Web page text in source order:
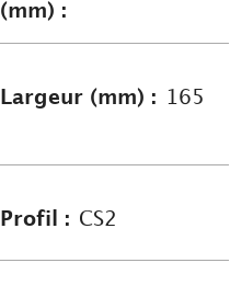
(mm) :
Largeur (mm) : 165
Profil : CS2